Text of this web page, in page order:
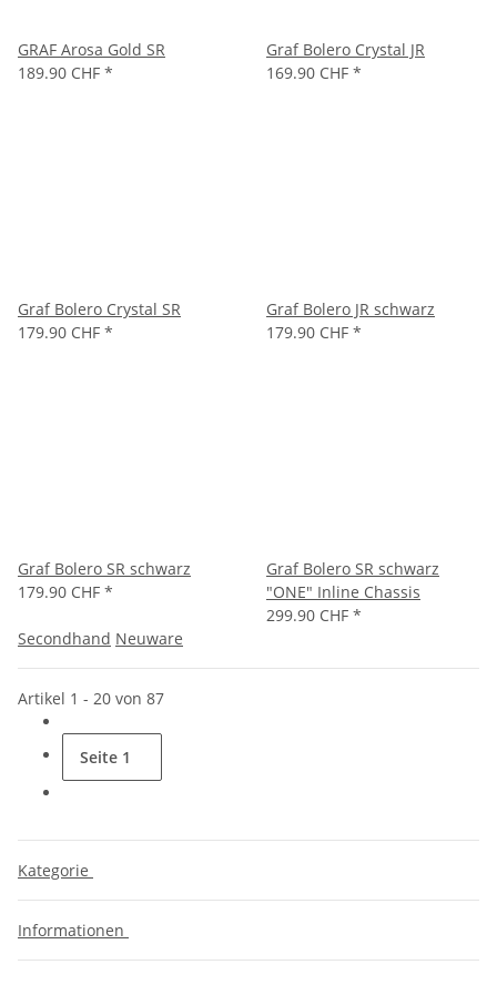
GRAF Arosa Gold SR
189.90 CHF *
Graf Bolero Crystal JR
169.90 CHF *
Graf Bolero Crystal SR
179.90 CHF *
Graf Bolero JR schwarz
179.90 CHF *
Graf Bolero SR schwarz
179.90 CHF *
Graf Bolero SR schwarz
"ONE" Inline Chassis
299.90 CHF *
Secondhand Neuware
Artikel 1 - 20 von 87
Seite 1
Kategorie
Informationen